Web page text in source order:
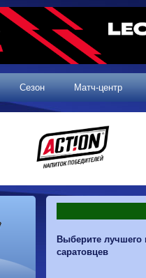
Сезон Матч-центр
Выберите лучшего
саратовцев
Родина-2